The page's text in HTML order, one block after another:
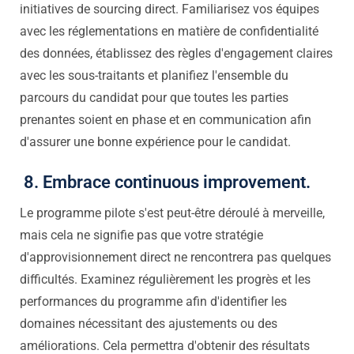
initiatives de sourcing direct. Familiarisez vos équipes
avec les réglementations en matière de confidentialité
des données, établissez des règles d'engagement claires
avec les sous-traitants et planifiez l'ensemble du
parcours du candidat pour que toutes les parties
prenantes soient en phase et en communication afin
d'assurer une bonne expérience pour le candidat.
8. Embrace continuous improvement.
Le programme pilote s'est peut-être déroulé à merveille,
mais cela ne signifie pas que votre stratégie
d'approvisionnement direct ne rencontrera pas quelques
difficultés. Examinez régulièrement les progrès et les
performances du programme afin d'identifier les
domaines nécessitant des ajustements ou des
améliorations. Cela permettra d'obtenir des résultats